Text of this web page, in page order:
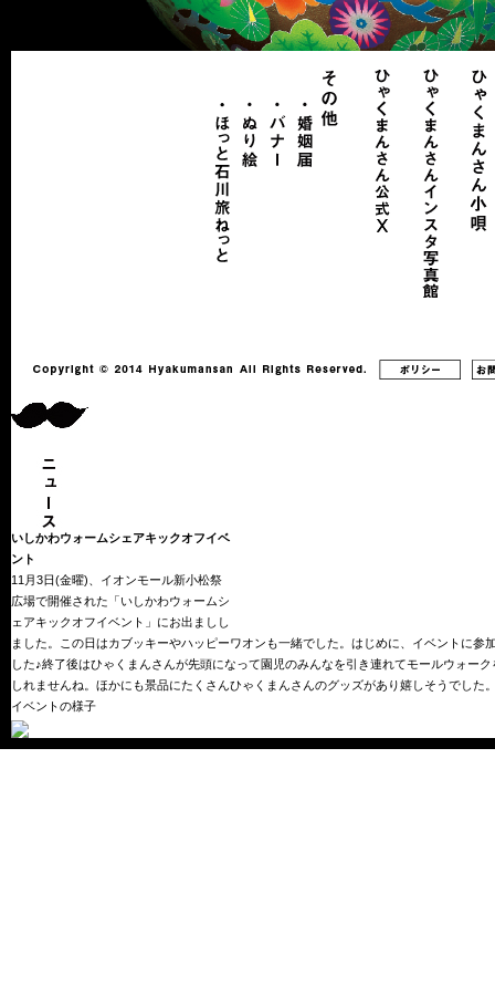
いしかわウォームシェアキックオフイベ
ント
11月3日(金曜)、イオンモール新小松祭
広場で開催された「いしかわウォームシ
ェアキックオフイベント」にお出ましし
ました。この日はカブッキーやハッピーワオンも一緒でした。はじめに、イベントに
した♪終了後はひゃくまんさんが先頭になって園児のみんなを引き連れてモールウォー
しれませんね。ほかにも景品にたくさんひゃくまんさんのグッズがあり嬉しそうでした
イベントの様子